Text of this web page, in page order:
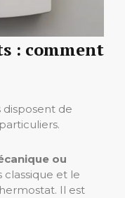
: comment
de
ou
classique et le
Il est